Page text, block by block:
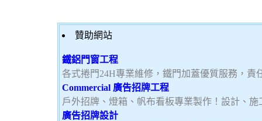
贊助網站
鐵鋁門窗工程
各式捲門24H專業維修，鐵門加蓋優質服務，責
Commercial 廣告招牌工程
戶外招牌、燈箱、帆布看板專業製作！設計、
廣告招牌設計